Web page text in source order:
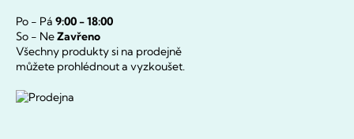
Po - Pá 9:00 - 18:00
So - NeZavřeno
Všechny produkty si na prodejně
můžete prohlédnout a vyzkoušet.